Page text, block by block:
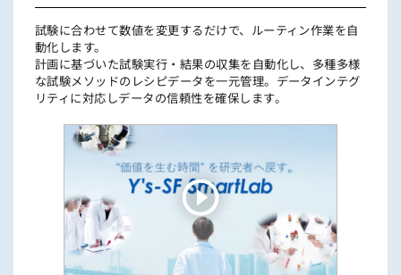
試験に合わせて数値を変更するだけで、ルーティン作業を自
動化します。
計画に基づいた試験実行・結果の収集を自動化し、多種多様
な試験メソッドのレシピデータを一元管理。データインテグ
リティに対応しデータの信頼性を確保します。